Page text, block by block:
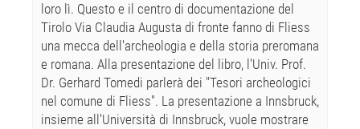
loro lì. Questo e il centro di documentazione del
Tirolo Via Claudia Augusta di fronte fanno di Fliess
una mecca dell'archeologia e della storia preromana
e romana. Alla presentazione del libro, l'Univ. Prof.
Dr. Gerhard Tomedi parlerà dei "Tesori archeologici
nel comune di Fliess". La presentazione a Innsbruck,
insieme all'Università di Innsbruck, vuole mostrare